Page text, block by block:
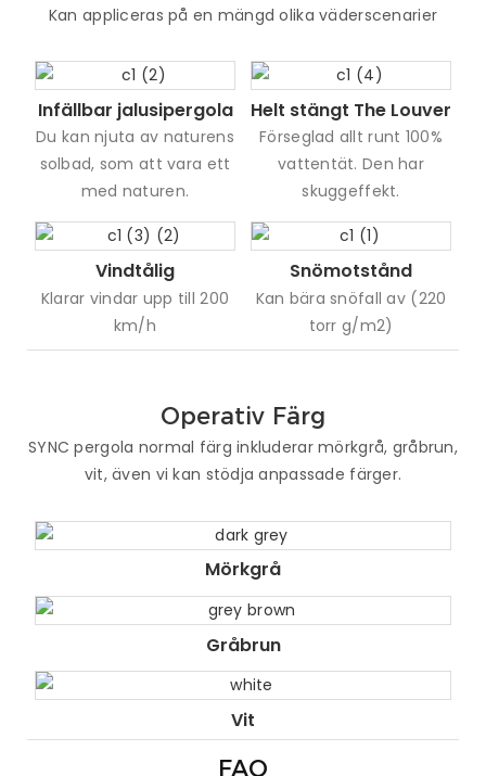
Kan appliceras på en mängd olika väderscenarier
Infällbar jalusipergola
Du kan njuta av naturens
solbad, som att vara ett
med naturen.
Helt stängt The Louver
Förseglad allt runt 100%
vattentät. Den har
skuggeffekt.
Vindtålig
Klarar vindar upp till 200
km/h
Snömotstånd
Kan bära snöfall av (220
torr g/m2)
Operativ Färg
SYNC pergola normal färg inkluderar mörkgrå, gråbrun,
vit, även vi kan stödja anpassade färger.
Mörkgrå
Gråbrun
Vit
FAQ